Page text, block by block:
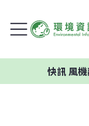
風機離聚